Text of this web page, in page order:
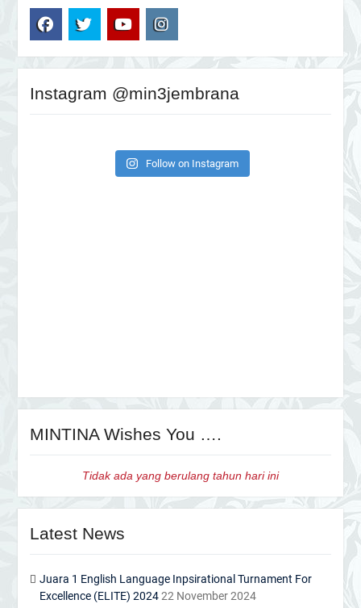
Instagram @min3jembrana
Follow on Instagram
MINTINA Wishes You ….
Tidak ada yang berulang tahun hari ini
Latest News
Juara 1 English Language Inpsirational Turnament For
Excellence (ELITE) 2024 22 November 2024